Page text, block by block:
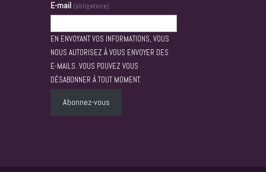
E-mail (obligatoire)
EN ENVOYANT VOS INFORMATIONS, VOUS
NOUS AUTORISEZ À VOUS ENVOYER DES
E-MAILS. VOUS POUVEZ VOUS
DÉSABONNER À TOUT MOMENT.
Abonnez-vous